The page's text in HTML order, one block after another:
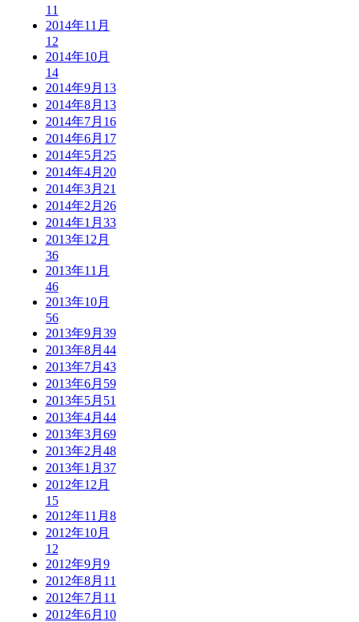
11
2014年11月
12
2014年10月
14
2014年9月 13
2014年8月 13
2014年7月 16
2014年6月 17
2014年5月 25
2014年4月 20
2014年3月 21
2014年2月 26
2014年1月 33
2013年12月
36
2013年11月
46
2013年10月
56
2013年9月 39
2013年8月 44
2013年7月 43
2013年6月 59
2013年5月 51
2013年4月 44
2013年3月 69
2013年2月 48
2013年1月 37
2012年12月
15
2012年11月 8
2012年10月
12
2012年9月 9
2012年8月 11
2012年7月 11
2012年6月 10